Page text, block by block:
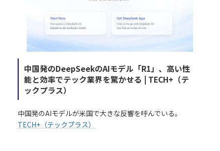
中国発のDeepSeekのAIモデル「R1」、高い性
能と効率でテック業界を驚かせる | TECH+（テ
ックプラス）
中国発のAIモデルが米国で大きな反響を呼んでいる。
TECH+（テックプラス）